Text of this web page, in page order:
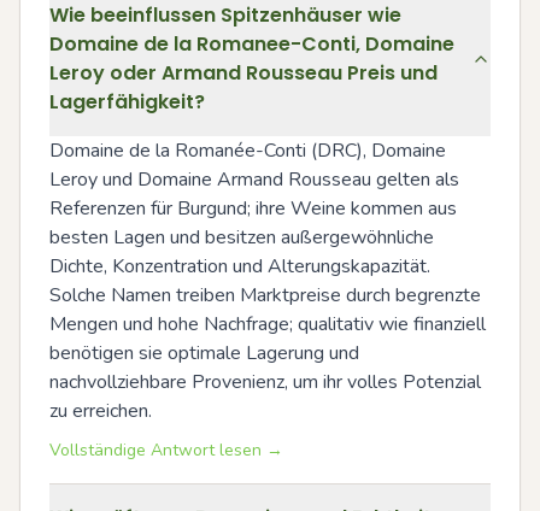
Wie beeinflussen Spitzenhäuser wie
Domaine de la Romanee-Conti, Domaine
Leroy oder Armand Rousseau Preis und
Lagerfähigkeit?
Domaine de la Romanée-Conti (DRC), Domaine
Leroy und Domaine Armand Rousseau gelten als
Referenzen für Burgund; ihre Weine kommen aus
besten Lagen und besitzen außergewöhnliche
Dichte, Konzentration und Alterungskapazität.
Solche Namen treiben Marktpreise durch begrenzte
Mengen und hohe Nachfrage; qualitativ wie finanziell
benötigen sie optimale Lagerung und
nachvollziehbare Provenienz, um ihr volles Potenzial
zu erreichen.
Vollständige Antwort lesen →